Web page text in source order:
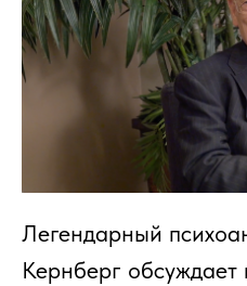
Легендарный
Кернберг обсуждает